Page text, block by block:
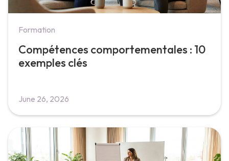
Formation
Compétences comportementales : 10
exemples clés
June 26, 2026